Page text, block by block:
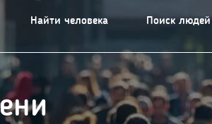
Найти человека Поиск людей